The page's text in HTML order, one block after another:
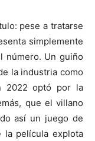
pese a tratarse
simplemente
número. Un guiño
la industria como
2022 optó por la
que el villano
así un juego de
la película explota